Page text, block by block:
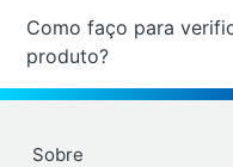
Como faço para
produto?
Sobre